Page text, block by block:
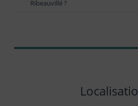
Ribeauvillé ?